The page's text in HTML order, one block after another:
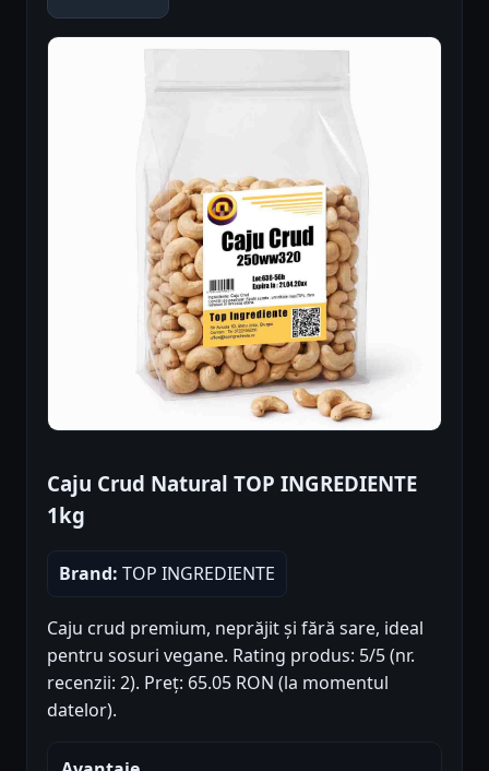
Caju Crud Natural TOP INGREDIENTE
1kg
Brand: TOP INGREDIENTE
Caju crud premium, neprăjit și fără sare, ideal
pentru sosuri vegane. Rating produs: 5/5 (nr.
recenzii: 2). Preț: 65.05 RON (la momentul
datelor).